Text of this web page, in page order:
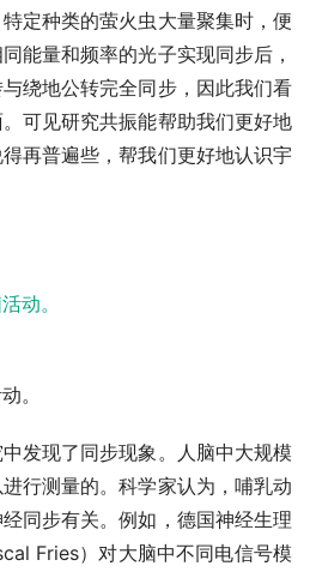
特定种类的萤火虫大量聚集时，便
能量和频率的光子实现同步后，
绕地公转完全同步，因此我们看
可见研究共振能帮助我们更好地
再普遍些，帮我们更好地认识宇
。
现了同步现象。人脑中大规模
行测量的。科学家认为，哺乳动
同步有关。例如，德国神经生理
Fries）对大脑中不同电信号模